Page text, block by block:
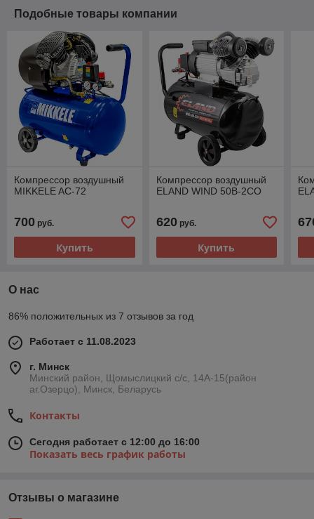
Подобные товары компании
Компрессор воздушный
MIKKELE AC-72
700 руб.
Купить
Компрессор воздушный
ELAND WIND 50B-2CO
620руб.
Купить
О нас
86% положительных из 7 отзывов за год
Работает с 11.08.2023
г. Минск
Минский район, Щомыслицкий с/с, 14А-15(район
аг.Озерцо), Минск, Беларусь
Контакты
Сегодня работает с 12:00 до 16:00
Показать весь график работы
Отзывы о магазине